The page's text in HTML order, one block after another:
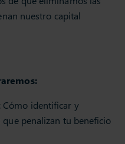
nuestro capital
Cómo identificar y
penalizan tu beneficio